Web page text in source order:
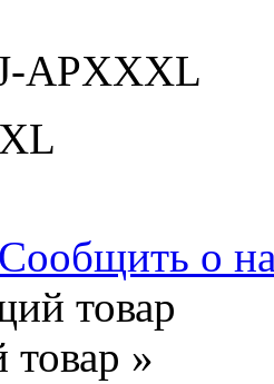
APXXXL
Сообщить о
товар
»